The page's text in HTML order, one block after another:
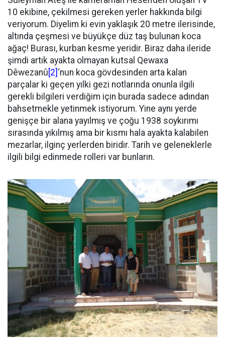
10 ekibine, çekilmesi gereken yerler hakkında bilgi
veriyorum. Diyelim ki evin yaklaşık 20 metre ilerisinde,
altında çeşmesi ve büyükçe düz taş bulunan koca
ağaç! Burası, kurban kesme yeridir. Biraz daha ileride
şimdi artık ayakta olmayan kutsal Qewaxa
Dêwezanû[2] ‘nun koca gövdesinden arta kalan
parçalar ki geçen yılki gezi notlarında onunla ilgili
gerekli bilgileri verdiğim için burada sadece adından
bahsetmekle yetinmek istiyorum. Yine aynı yerde
genişçe bir alana yayılmış ve çoğu 1938 soykırımı
sırasında yıkılmış ama bir kısmı hala ayakta kalabilen
mezarlar, ilginç yerlerden biridir. Tarih ve geleneklerle
ilgili bilgi edinmede rolleri var bunların.